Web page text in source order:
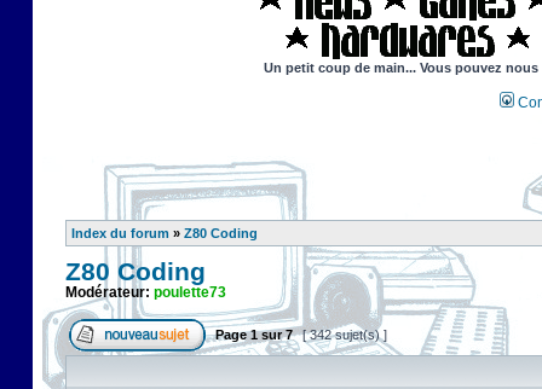
Un petit coup de main... Vous pouvez
Index du forum » Z80 Coding
Z80 Coding
Modérateur: poulette73
Page1sur7 [ 342 sujet(s) ]